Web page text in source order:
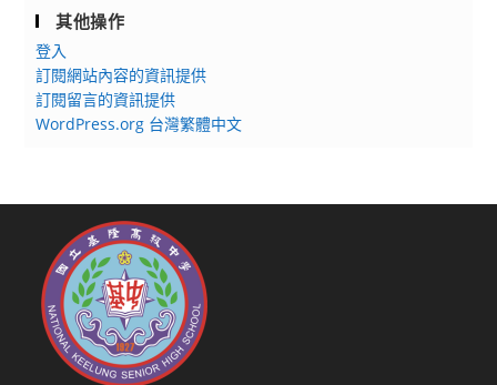
其他操作
登入
訂閱網站內容的資訊提供
訂閱留言的資訊提供
WordPress.org 台灣繁體中文